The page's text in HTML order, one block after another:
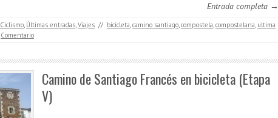
Entrada completa →
Ciclismo, Últimas entradas,Viajes // bicicleta,camino santiago,compostela,compostelana, ultima
Comentario
Camino de Santiago Francés en bicicleta (Etapa
V)